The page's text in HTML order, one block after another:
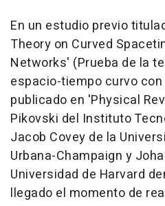
En un estudio previo
Theory on Curved
Networks' (Prueba de la
espacio-tiempo curvo
publicado en 'Physical
Pikovski del Instituto
Jacob Covey de la
Urbana-Champaign y
Universidad de Harvard
llegado el momento de